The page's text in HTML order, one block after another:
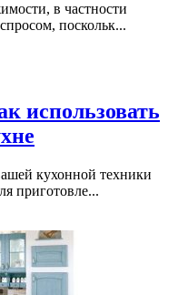
в частности
поскольк...
использовать
кухонной техники
приготовле...